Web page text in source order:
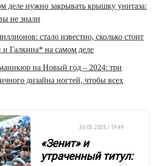
деле нужно закрывать крышку унитаза:
не знали
стало известно, сколько стоит
и Галкина* на самом деле
на Новый год – 2024: три
дизайна ногтей, чтобы всех
30.05.2025 / 19:49
«Зенит» и
утраченный титул: